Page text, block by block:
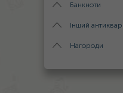
Банкноти
Інший
Нагороди